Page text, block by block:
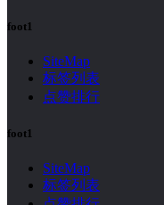
foot1
SiteMap
标签列表
点赞排行
foot1
SiteMap
标签列表